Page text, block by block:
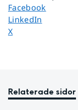
Dela sidan på
Facebook
Dela sidan på
LinkedIn
Dela sidan på
X
Relaterade sidor